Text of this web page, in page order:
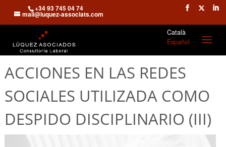
+34 93 745 04 74
mail@luquez-associats.com
Català
Español
ACCIONES EN LAS REDES
SOCIALES UTILIZADA COMO
DESPIDO DISCIPLINARIO (III)